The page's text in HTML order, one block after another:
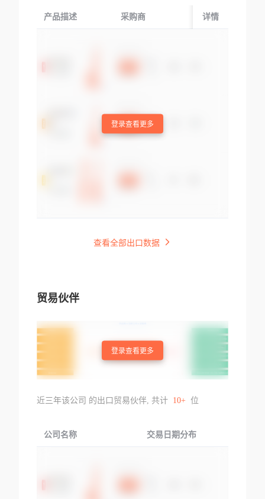
产品描述 采购商 起运国/地区
详情
登录查看更多
查看全部出口数据
贸易伙伴
登录查看更多
近三年该公司 的出口贸易伙伴, 共计 10+ 位
公司名称 交易日期分布